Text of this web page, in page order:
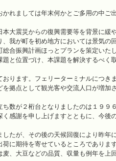
れましては年末何かとご多用の中ご
大震災からの復興需要等を背景に緩
我が町を初め地方においては景気の
合振興計画ほっとプランを策定いた
と位置づけ、本課題を解決するべく
ります。フェリーターミナルにつき
拠点として観光客や交流人口が増加
数が２桁台となりましたのは１９９
感謝を申し上げますとともに、今後
たが、その後の天候回復により昨年
に期待を寄せているところでありま
、大豆などの品質、収量も例年を上